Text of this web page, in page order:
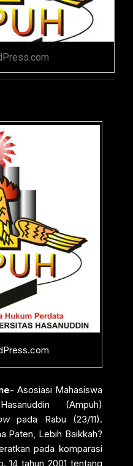
Asosiasi Mahasiswa
(Ampuh)
pada Rabu (23/11).
Paten, Lebih Baikkah?
pada komparasi
14 tahun 2001 tentang